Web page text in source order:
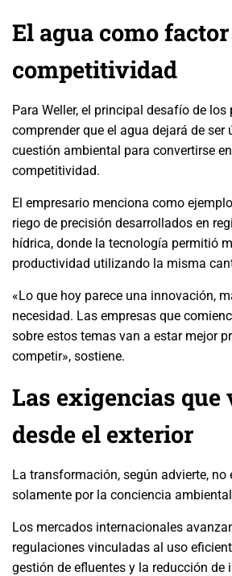
El agua como
competitividad
Para Weller, el principal desafío de
comprender que el agua dejará de ser
cuestión ambiental para convertirse
competitividad.
El empresario menciona como
riego de precisión desarrollados en
hídrica, donde la tecnología permitió
productividad utilizando la misma
«Lo que hoy parece una innovación,
necesidad. Las empresas que
sobre estos temas van a estar mejor
competir», sostiene.
Las exigencias que
desde el exterior
La transformación, según advierte, no
solamente por la conciencia
Los mercados internacionales
regulaciones vinculadas al uso
gestión de efluentes y la reducción de